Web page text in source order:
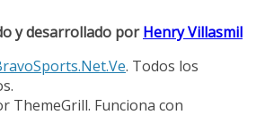
y desarrollado porHenry Villasmil
. Todos los
ThemeGrill. Funciona con